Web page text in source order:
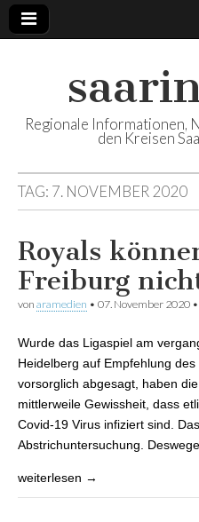
Regionale Informationen,
den Kreisen
TAG: 7. NOVEMBER 2020
Royals
Freiburg
von aramedien • 07. November 2020 •
Wurde das Ligaspiel am
Heidelberg auf Empfehlung
vorsorglich abgesagt, haben
mittlerweile Gewissheit, dass
Covid-19 Virus infiziert sind.
Abstrichuntersuchung.
weiterlesen →